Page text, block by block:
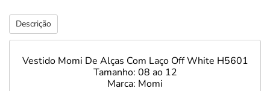
Descrição
Vestido Momi De Alças Com Laço Off White H5601
Tamanho: 08 ao 12
Marca: Momi